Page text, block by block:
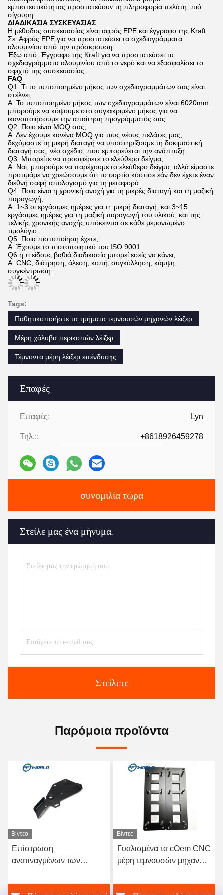
Επαφές
Επαφές: Lyn
Τηλ.:: +8618926459278
συνομιλία τώρα
Στείλε μας ένα μήνυμα.
Στείλετε
εμπιστευτικότητας προστατεύουν τη πληροφορία πελάτη, πιό
σίγουρη.
ΔΙΑΔΙΚΑΣΙΑ ΣΥΣΚΕΥΑΣΙΑΣ
Η μέθοδος συσκευασίας είναι αφρός EPE και έγγραφο της Kraft.
Σε: Αφρός EPE για να προστατεύσει τα σχεδιαγράμματα
αλουμινίου από την πρόσκρουση.
Έξω από: Έγγραφο της Kraft για να προστατεύσει τα
σχεδιαγράμματα αλουμινίου από το νερό και να εξασφαλίσει το
σφιχτό της συσκευασίας.
FAQ
Q1: Τι το τυποποιημένο μήκος των σχεδιαγραμμάτων σας είναι
στέλνει;
Α: Το τυποποιημένο μήκος των σχεδιαγραμμάτων είναι 6020mm,
μπορούμε να κόψουμε στο συγκεκριμένο μήκος για να
ικανοποιήσουμε την απαίτηση προγράμματός σας.
Q2: Ποιο είναι MOQ σας;
Α: Δεν έχουμε κανένα MOQ για τους νέους πελάτες μας,
δεχόμαστε τη μικρή διαταγή να υποστηρίξουμε τη δοκιμαστική
διαταγή σας, νέο σχέδιο, που εμπορεύεται την ανάπτυξη.
Q3: Μπορείτε να προσφέρετε το ελεύθερο δείγμα;
Α: Ναι, μπορούμε να παρέχουμε το ελεύθερο δείγμα, αλλά είμαστε
προτιμάμε να χρεώσουμε ότι το φορτίο κόστισε εάν δεν έχετε έναν
διεθνή σαφή απολογισμό για τη μεταφορά.
Q4: Ποια είναι η χρονική ανοχή για τη μικρές διαταγή και τη μαζική
παραγωγή;
Α: 1~3 οι εργάσιμες ημέρες για τη μικρή διαταγή, και 3~15
εργάσιμες ημέρες για τη μαζική παραγωγή του υλικού, και της
τελικής χρονικής ανοχής υπόκεινται σε κάθε μεμονωμένο
τιμολόγιο.
Q5: Ποια πιστοποίηση έχετε;
Α: Έχουμε το πιστοποιητικό του ISO 9001.
Q6 η τι είδους βαθιά διαδικασία μπορεί εσείς να κάνει;
Α: CNC, διάτρηση, άλεση, κοπή, συγκόλληση, κάμψη,
συγκέντρωση.
Tags:
Παθητικοποιήστε τα τμήματα τεμνουσών μηχανών λέιζερ
Μέρη χάλυβα περικοπών λέιζερ
Τέμνοντα μέρη λέιζερ επένδυσης
Παρόμοια προϊόντα
Βίντεο
Επίστρωση
ανατιναγμένων των
CNC λέιζερ που
Βίντεο
Γυαλισμένα τα cOem CNC
μέρη τεμνουσών μηχανών
επιφάνεια